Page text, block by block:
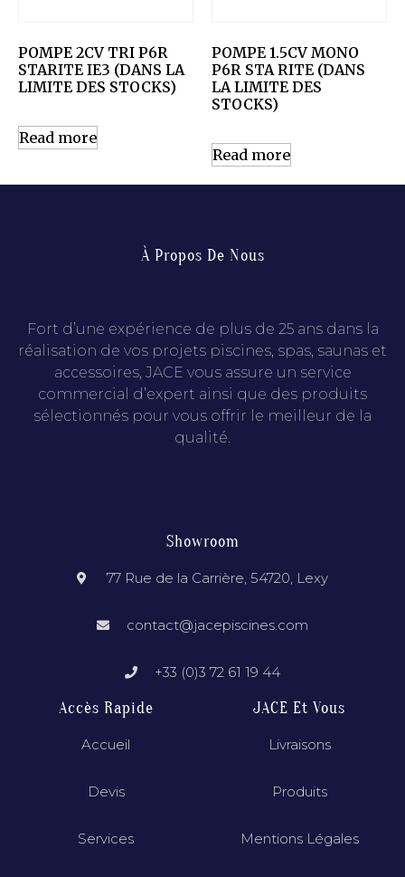
POMPE 2CV TRI P6R
STARITE IE3 (DANS LA
LIMITE DES STOCKS)
Read more
POMPE 1.5CV MONO
P6R STA RITE (DANS
LA LIMITE DES
STOCKS)
Read more
À Propos De Nous
Fort d’une expérience de plus de 25 ans dans la
réalisation de vos projets piscines, spas, saunas et
accessoires, JACE vous assure un service
commercial d’expert ainsi que des produits
sélectionnés pour vous offrir le meilleur de la
qualité.
Showroom
77 Rue de la Carrière, 54720, Lexy
contact@jacepiscines.com
+33 (0)3 72 61 19 44
Accès Rapide
Accueil
Devis
Services
JACE Et Vous
Livraisons
Produits
Mentions Légales